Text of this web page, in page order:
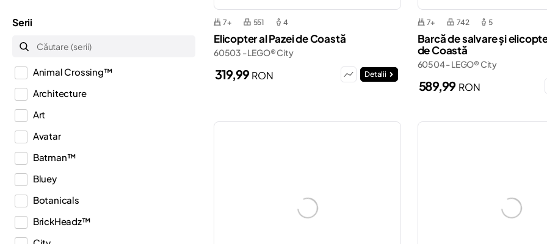
7+ 551 4
Elicopter al Pazei de Coastă
60503 - LEGO® City
319,99RON Detalii
7+ 742 5
Barcă de salvare și
de Coastă
60504 - LEGO® City
589,99 RON
Serii
Animal Crossing™
Architecture
Art
Avatar
Batman™
Bluey
Botanicals
BrickHeadz™